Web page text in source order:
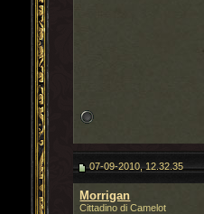
07-09-2010, 12.32.35
Morrigan
Cittadino di Camelot